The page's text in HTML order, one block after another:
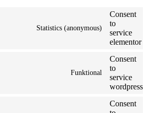
Statistics (anonymous)
Consent
to
service
elementor
Funktional
Consent
to
service
wordpress
Consent